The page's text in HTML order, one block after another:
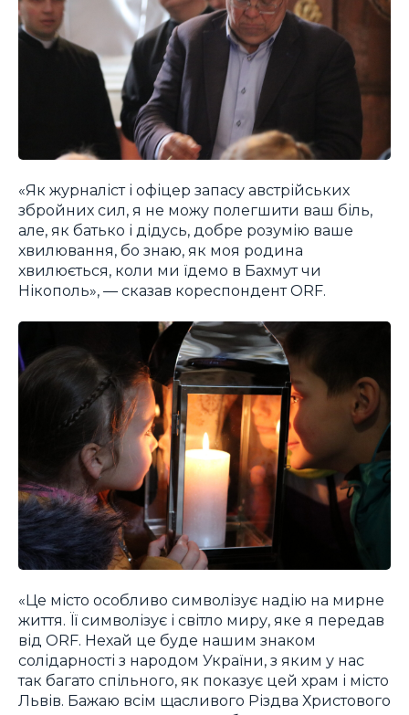
«Як журналіст і офіцер запасу австрійських
збройних сил, я не можу полегшити ваш біль,
але, як батько і дідусь, добре розумію ваше
хвилювання, бо знаю, як моя родина
хвилюється, коли ми їдемо в Бахмут чи
Нікополь», — сказав кореспондент ORF.
«Це місто особливо символізує надію на мирне
життя. Її символізує і світло миру, яке я передав
від ORF. Нехай це буде нашим знаком
солідарності з народом України, з яким у нас
так багато спільного, як показує цей храм і місто
Львів. Бажаю всім щасливого Різдва Христового